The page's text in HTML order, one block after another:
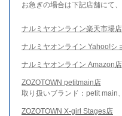
お急ぎの場合は下記店舗にて
ナルミヤオンライン楽天市場店
ナルミヤオンライン Yahoo!シ
ナルミヤオンライン Amazon店
ZOZOTOWN petitmain店
取り扱いブランド：petit main
ZOZOTOWN X-girl Stages店